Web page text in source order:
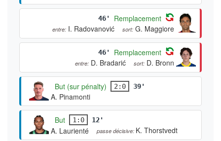
46' Remplacement
entre: I. Radovanović sort: G. Maggiore
46' Remplacement
entre: D. Bradarić sort: D. Bronn
But (sur pénalty) 2:0 39'
A. Pinamonti
But 1:0 12'
A. Laurienté passe décisive: K. Thorstvedt